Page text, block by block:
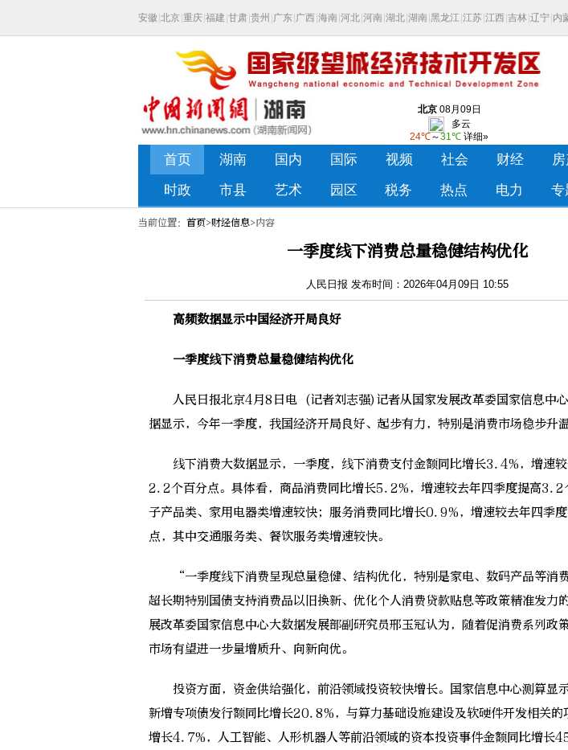
当前位置： 首页>财经信息>内容
一季度线下消费总量稳健结构优化
人民日报 发布时间：2026年04月09日 10:55
高频数据显示中国经济开局良好
一季度线下消费总量稳健结构优化
人民日报北京4月8日电 (记者刘志强)记者从国家发展改革委国家信息中
据显示，今年一季度，我国经济开局良好、起步有力，特别是消费市场稳步升温
线下消费大数据显示，一季度，线下消费支付金额同比增长3.4%，增速较
2.2个百分点。具体看，商品消费同比增长5.2%，增速较去年四季度提高3.2
子产品类、家用电器类增速较快；服务消费同比增长0.9%，增速较去年四季
点，其中交通服务类、餐饮服务类增速较快。
“一季度线下消费呈现总量稳健、结构优化，特别是家电、数码产品等消
超长期特别国债支持消费品以旧换新、优化个人消费贷款贴息等政策精准发力
展改革委国家信息中心大数据发展部副研究员邢玉冠认为，随着促消费系列政
市场有望进一步量增质升、向新向优。
投资方面，资金供给强化，前沿领域投资较快增长。国家信息中心测算显
新增专项债发行额同比增长20.8%，与算力基础设施建设及软硬件开发相关的
增长4.7%，人工智能、人形机器人等前沿领域的资本投资事件金额同比增长